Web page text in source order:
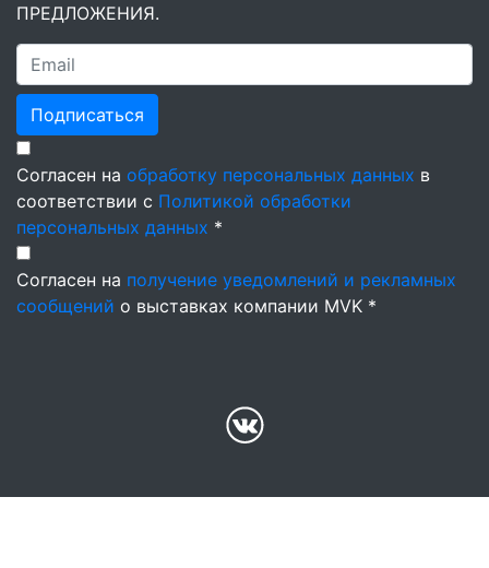
ПРЕДЛОЖЕНИЯ.
Подписаться
Согласен на обработку персональных данных в
соответствии с Политикой обработки
персональных данных *
Согласен на получение уведомлений и рекламных
сообщений о выставках компании MVK *